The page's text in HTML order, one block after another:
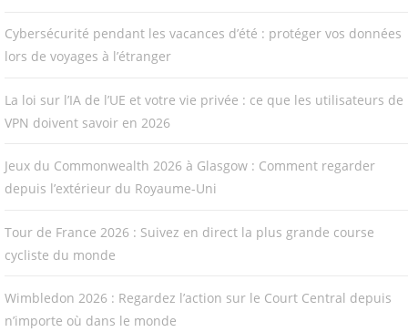
Cybersécurité pendant les vacances d’été : protéger vos données
lors de voyages à l’étranger
La loi sur l’IA de l’UE et votre vie privée : ce que les utilisateurs de
VPN doivent savoir en 2026
Jeux du Commonwealth 2026 à Glasgow : Comment regarder
depuis l’extérieur du Royaume-Uni
Tour de France 2026 : Suivez en direct la plus grande course
cycliste du monde
Wimbledon 2026 : Regardez l’action sur le Court Central depuis
n’importe où dans le monde